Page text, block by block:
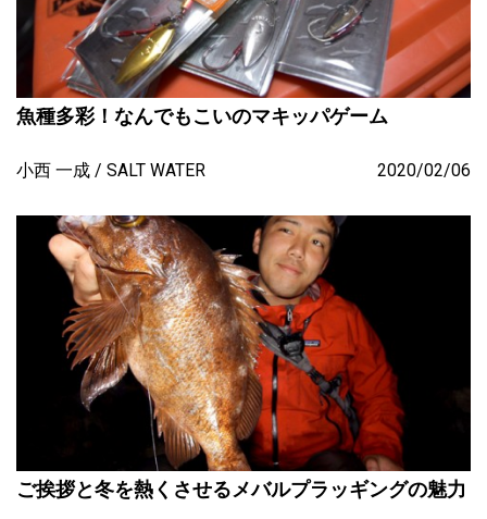
魚種多彩！なんでもこいのマキッパゲーム
小西 一成 SALT WATER 2020/02/06
ご挨拶と冬を熱くさせるメバルプラッギングの魅力